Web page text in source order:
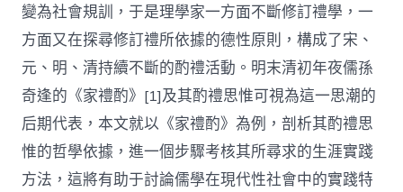
變為社會規訓，于是理學家一方面不斷修訂禮學，一
方面又在探尋修訂禮所依據的德性原則，構成了宋、
元、明、清持續不斷的酌禮活動。明末清初年夜儒孫
奇逢的《家禮酌》[1]及其酌禮思惟可視為這一思潮的
后期代表，本文就以《家禮酌》為例，剖析其酌禮思
惟的哲學依據，進一個步驟考核其所尋求的生涯實踐
方法，這將有助于討論儒學在現代性社會中的實踐特